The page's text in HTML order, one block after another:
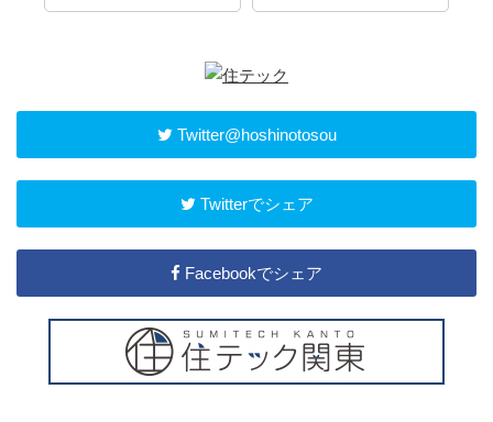
Twitter@hoshinotosou
Twitterでシェア
Facebookでシェア